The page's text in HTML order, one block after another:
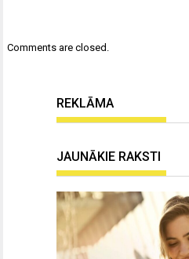
Comments are closed.
REKLĀMA
JAUNĀKIE RAKSTI